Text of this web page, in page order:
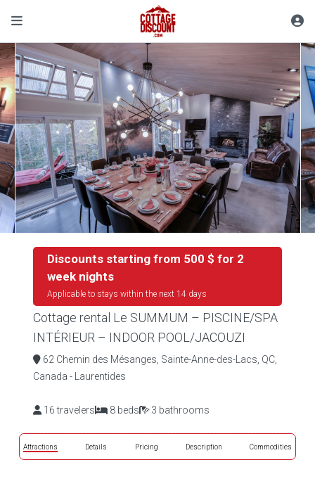
Discounts starting from 500 $ for 2
week nights
Applicable to stays within the next 14 days
Cottage rental Le SUMMUM – PISCINE/SPA
INTÉRIEUR – INDOOR POOL/JACOUZI
62 Chemin des Mésanges, Sainte-Anne-des-Lacs, QC,
Canada - Laurentides
16 travelers 8 beds 3 bathrooms
Attractions Details Pricing Description Commodities